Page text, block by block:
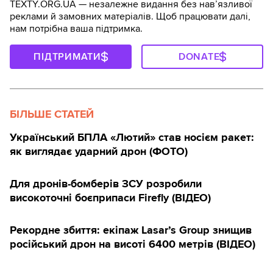
TEXTY.ORG.UA — незалежне видання без навʼязливої
реклами й замовних матеріалів. Щоб працювати далі,
нам потрібна ваша підтримка.
ПІДТРИМАТИ DONATE
БІЛЬШЕ СТАТЕЙ
Український БПЛА «Лютий» став носієм ракет:
як виглядає ударний дрон (ФОТО)
Для дронів-бомберів ЗСУ розробили
високоточні боєприпаси Firefly (ВІДЕО)
Рекордне збиття: екіпаж Lasar’s Group знищив
російський дрон на висоті 6400 метрів (ВІДЕО)